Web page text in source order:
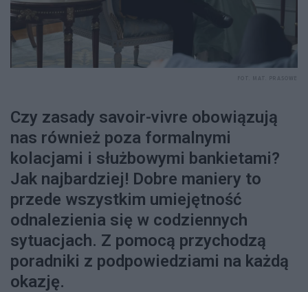
Czy zasady savoir-vivre obowiązują
nas również poza formalnymi
kolacjami i służbowymi bankietami?
Jak najbardziej! Dobre maniery to
przede wszystkim umiejętność
odnalezienia się w codziennych
sytuacjach. Z pomocą przychodzą
poradniki z podpowiedziami na każdą
okazję.